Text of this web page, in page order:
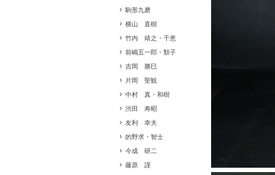
駒形九磨
横山 直樹
竹内 靖之・千恵
前嶋五一郎・類子
吉岡 勝巳
片岡 聖観
中村 真・和樹
渋田 寿昭
友利 幸夫
的野求・智士
今成 研二
藤原 謹